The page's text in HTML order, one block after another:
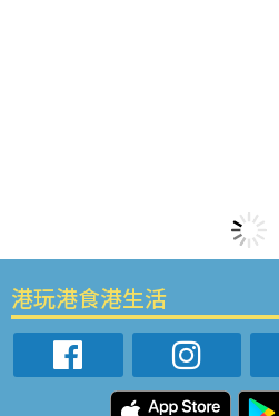
港玩港食港生活